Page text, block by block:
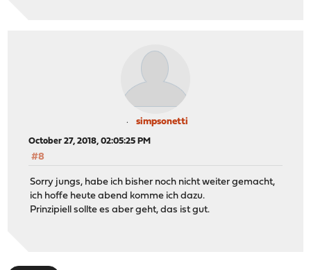
simpsonetti
October 27, 2018, 02:05:25 PM
#8
Sorry jungs, habe ich bisher noch nicht weiter gemacht,
ich hoffe heute abend komme ich dazu.
Prinzipiell sollte es aber geht, das ist gut.